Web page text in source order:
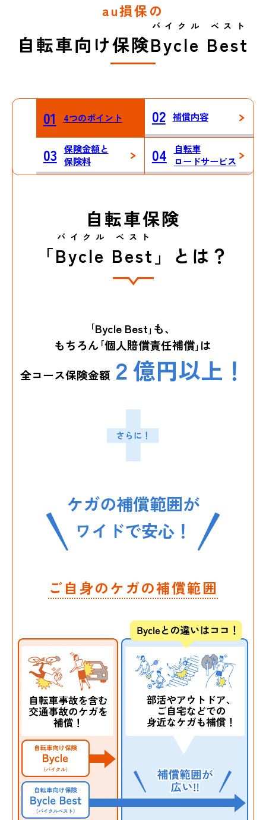
au損保の
自転車向け保険Bycle Best
バイクル ベスト
01 4つのポイント 02 補償内容
03 保険金額と
保険料
04
自転車
ロードサービス
自転車保険
「Bycle Best
バイクル ベスト
」とは？
｢Bycle Best｣も、
もちろん｢個人賠償責任補償｣は
全コース保険金額 ２億円以上！
ケガの補償範囲が
ワイドで安心！
ご自身のケガの補償範囲